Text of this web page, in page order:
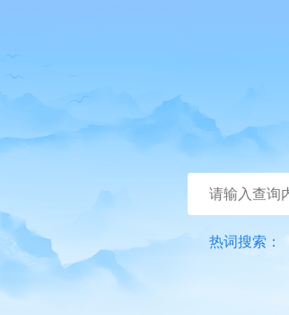
热词搜索：